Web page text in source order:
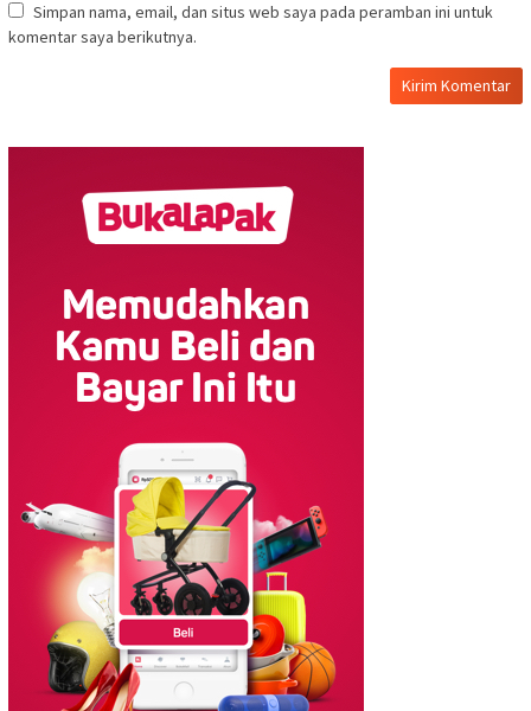
Simpan nama, email, dan situs web saya pada peramban ini untuk
komentar saya berikutnya.